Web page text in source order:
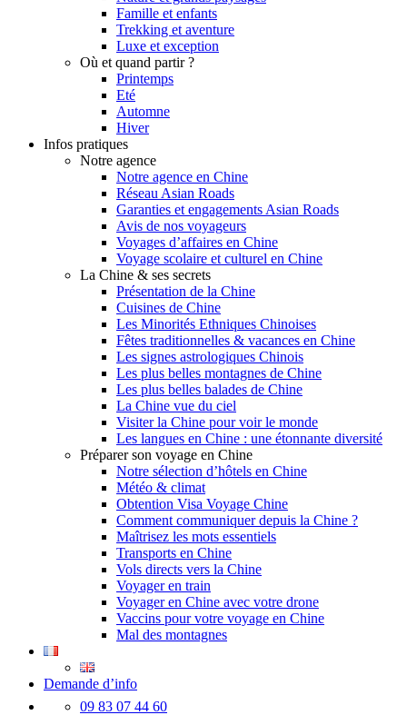
Famille et enfants
Trekking et aventure
Luxe et exception
Où et quand partir ?
Printemps
Eté
Automne
Hiver
Infos pratiques
Notre agence
Notre agence en Chine
Réseau Asian Roads
Garanties et engagements Asian Roads
Avis de nos voyageurs
Voyages d’affaires en Chine
Voyage scolaire et culturel en Chine
La Chine & ses secrets
Présentation de la Chine
Cuisines de Chine
Les Minorités Ethniques Chinoises
Fêtes traditionnelles & vacances en Chine
Les signes astrologiques Chinois
Les plus belles montagnes de Chine
Les plus belles balades de Chine
La Chine vue du ciel
Visiter la Chine pour voir le monde
Les langues en Chine : une étonnante diversité
Préparer son voyage en Chine
Notre sélection d’hôtels en Chine
Météo & climat
Obtention Visa Voyage Chine
Comment communiquer depuis la Chine ?
Maîtrisez les mots essentiels
Transports en Chine
Vols directs vers la Chine
Voyager en train
Voyager en Chine avec votre drone
Vaccins pour votre voyage en Chine
Mal des montagnes
Demande d’info
09 83 07 44 60